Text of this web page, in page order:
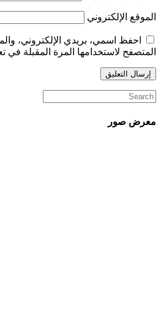
الموقع الإلكتروني
احفظ اسمي، بريدي الإلكتروني،
المتصفح لاستخدامها المرة المقبلة في
معرض صور